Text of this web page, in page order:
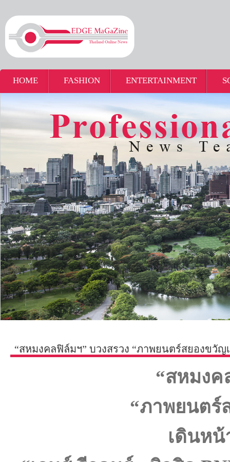
HOME FASHION ENTERTAINMENT
“สหมงคลฟิล์มฯ” บวงสรวง “ภาพยนตร์สยองขวัญ
“สหมงค
“ภาพยนตร์
เดินห